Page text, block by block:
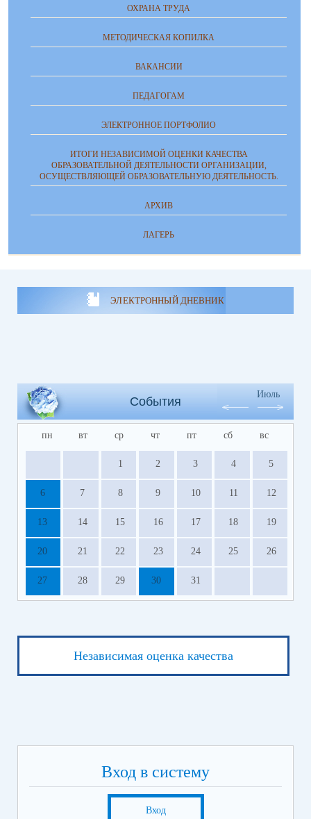
ОХРАНА ТРУДА
МЕТОДИЧЕСКАЯ КОПИЛКА
ВАКАНСИИ
ПЕДАГОГАМ
ЭЛЕКТРОННОЕ ПОРТФОЛИО
ИТОГИ НЕЗАВИСИМОЙ ОЦЕНКИ КАЧЕСТВА
ОБРАЗОВАТЕЛЬНОЙ ДЕЯТЕЛЬНОСТИ ОРГАНИЗАЦИИ,
ОСУЩЕСТВЛЯЮЩЕЙ ОБРАЗОВАТЕЛЬНУЮ ДЕЯТЕЛЬНОСТЬ.
АРХИВ
ЛАГЕРЬ
ЭЛЕКТРОННЫЙ ДНЕВНИК
События
Июль
пн вт ср чт пт сб вс
1 2 3 4 5
6 7 8 9 10 11 12
13 14 15 16 17 18 19
20 21 22 23 24 25 26
27 28 29 30 31
Независимая оценка качества
Вход в систему
Вход